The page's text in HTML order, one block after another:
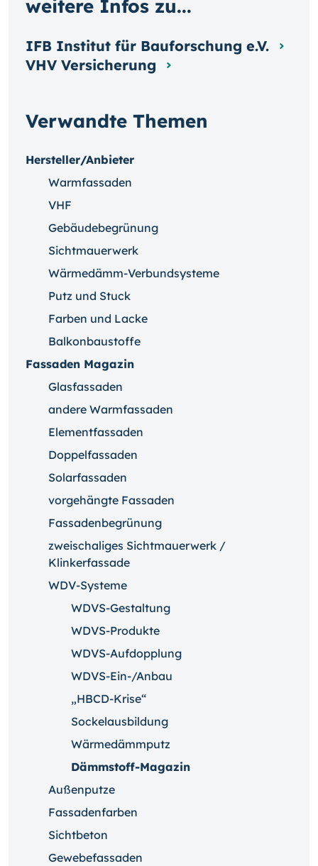
Verwandte Themen
Hersteller/Anbieter
Warmfassaden
VHF
Gebäudebegrünung
Sichtmauerwerk
Wärmedämm-Verbundsysteme
Putz und Stuck
Farben und Lacke
Balkonbaustoffe
Fassaden Magazin
Glasfassaden
andere Warmfassaden
Elementfassaden
Doppelfassaden
Solarfassaden
vorgehängte Fassaden
Fassadenbegrünung
zweischaliges Sichtmauerwerk /
Klinkerfassade
WDV-Systeme
WDVS-Gestaltung
WDVS-Produkte
WDVS-Aufdopplung
WDVS-Ein-/Anbau
„HBCD-Krise“
Sockelausbildung
Wärmedämmputz
Dämmstoff-Magazin
Außenputze
Fassadenfarben
Sichtbeton
Gewebefassaden
weitere Infos zu...
IFB Institut für Bauforschung e.V.
VHV Versicherung